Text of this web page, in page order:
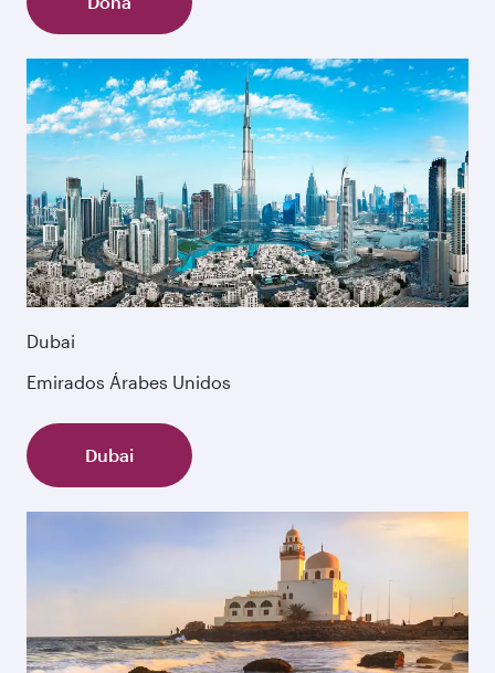
Dubai
Emirados Árabes Unidos
Dubai